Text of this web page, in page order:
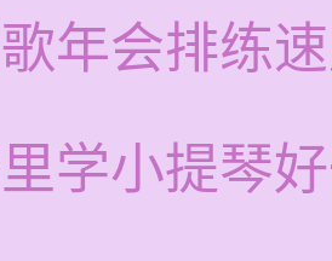
年会排练
学小提琴